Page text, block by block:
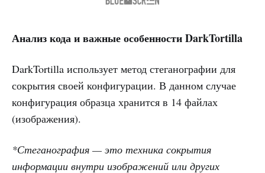
Анализ кода и важные особенности DarkTortilla
DarkTortilla использует метод стеганографии для
сокрытия своей конфигурации. В данном случае
конфигурация образца хранится в 14 файлах
(изображения).
*Стеганография — это техника сокрытия
информации внутри изображений или других